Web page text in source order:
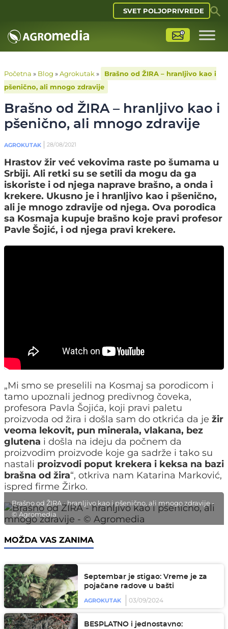
SVET POLJOPRIVREDE
Početna » Blog »Agrokutak »
Brašno od ŽIRA – hranljivo kao i
pšenično, ali mnogo zdravije
Brašno od ŽIRA – hranljivo kao i
pšenično, ali mnogo zdravije
AGROKUTAK 28/08/2021
Hrastov žir već vekovima raste po šumama u
Srbiji. Ali retki su se setili da mogu da ga
iskoriste i od njega naprave brašno, a onda i
krekere. Ukusno je i hranljivo kao i pšenično,
ali je mnogo zdravije od njega. Ova porodica
sa Kosmaja kupuje brašno koje pravi profesor
Pavle Šojić, i od njega pravi krekere.
„Mi smo se preselili na Kosmaj sa porodicom i
tamo upoznali jednog predivnog čoveka,
profesora Pavla Šojića, koji pravi paletu
proizvoda od žira i došla sam do otkrića da je žir
veoma lekovit, pun minerala, vlakana, bez
glutena i došla na ideju da počnem da
proizvodim proizvode koje ga sadrže i tako su
nastali proizvodi poput krekera i keksa na bazi
brašna od žira“, otkriva nam Katarina Marković,
ispred firme Žirko.
Brašno od ŽIRA - hranljivo kao i pšenično, ali mnogo zdravije -
© Agromedia
MOŽDA VAS ZANIMA
Septembar je stigao: Vreme je za
pojačane radove u bašti
AGROKUTAK 03/09/2024
BESPLATNO i jednostavno: